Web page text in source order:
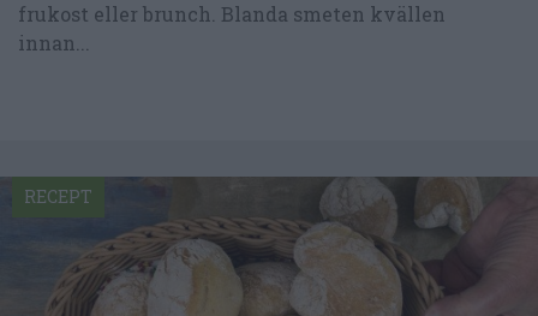
frukost eller brunch. Blanda smeten kvällen
innan...
RECEPT